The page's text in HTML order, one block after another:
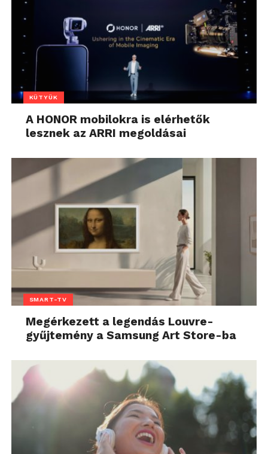
KÜTYÜK
A HONOR mobilokra is elérhetők
lesznek az ARRI megoldásai
SMART-TV
Megérkezett a legendás Louvre-
gyűjtemény a Samsung Art Store-ba